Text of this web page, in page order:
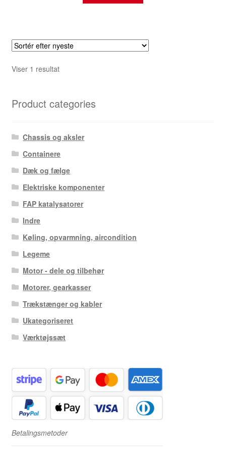
Viser 1 resultat
Product categories
Chassis og aksler
Containere
Dæk og fælge
Elektriske komponenter
FAP katalysatorer
Indre
Køling, opvarmning, aircondition
Legeme
Motor - dele og tilbehør
Motorer, gearkasser
Trækstænger og kabler
Ukategoriseret
Værktøjssæt
Betalingsmetoder